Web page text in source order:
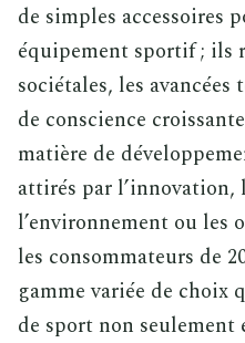
de simples accessoires
équipement sportif ; ils
sociétales, les
de conscience
matière de
attirés par l’innovation,
l’environnement ou les
les consommateurs de
gamme variée de choix
de sport non seulement